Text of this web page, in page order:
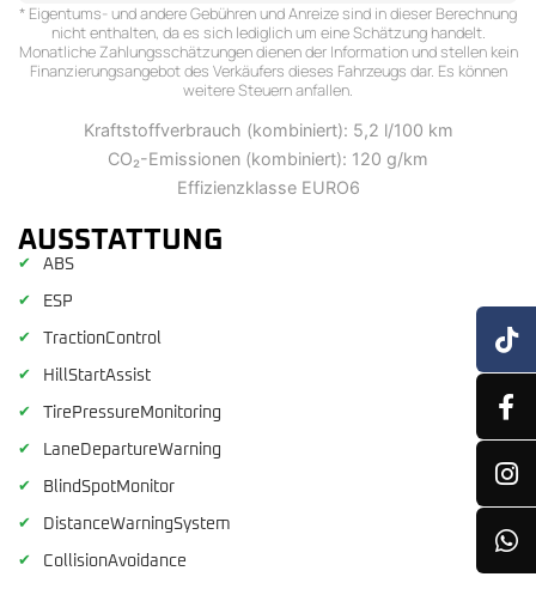
* Eigentums- und andere Gebühren und Anreize sind in dieser Berechnung
nicht enthalten, da es sich lediglich um eine Schätzung handelt.
Monatliche Zahlungsschätzungen dienen der Information und stellen kein
Finanzierungsangebot des Verkäufers dieses Fahrzeugs dar. Es können
weitere Steuern anfallen.
Kraftstoffverbrauch (kombiniert): 5,2 l/100 km
CO₂-Emissionen (kombiniert): 120 g/km
Effizienzklasse EURO6
AUSSTATTUNG
✔ ABS
✔ ESP
✔ TractionControl
✔ HillStartAssist
✔ TirePressureMonitoring
✔ LaneDepartureWarning
✔ BlindSpotMonitor
✔ DistanceWarningSystem
✔ CollisionAvoidance